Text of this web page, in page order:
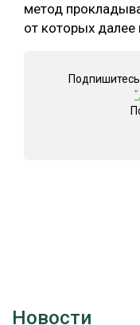
метод
от которых далее
Новости